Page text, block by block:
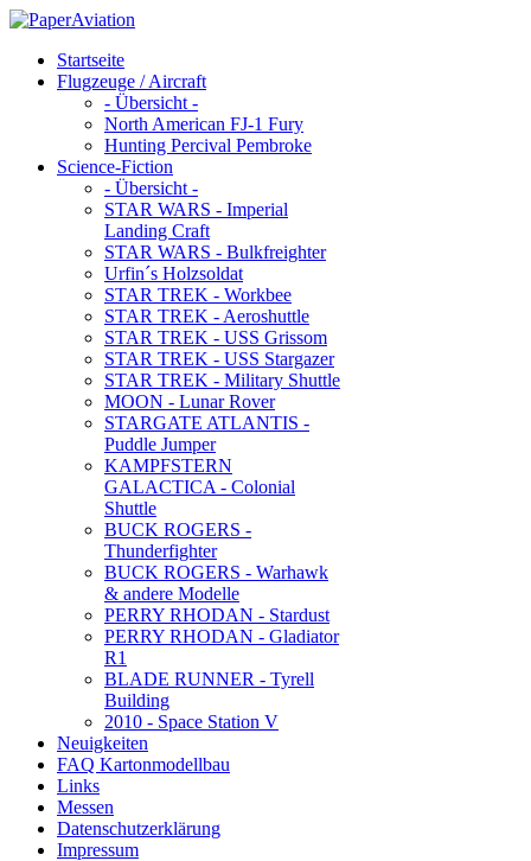
Startseite
Flugzeuge / Aircraft
- Übersicht -
North American FJ-1 Fury
Hunting Percival Pembroke
Science-Fiction
- Übersicht -
STAR WARS - Imperial
Landing Craft
STAR WARS - Bulkfreighter
Urfin´s Holzsoldat
STAR TREK - Workbee
STAR TREK - Aeroshuttle
STAR TREK - USS Grissom
STAR TREK - USS Stargazer
STAR TREK - Military Shuttle
MOON - Lunar Rover
STARGATE ATLANTIS -
Puddle Jumper
KAMPFSTERN
GALACTICA - Colonial
Shuttle
BUCK ROGERS -
Thunderfighter
BUCK ROGERS - Warhawk
& andere Modelle
PERRY RHODAN - Stardust
PERRY RHODAN - Gladiator
R1
BLADE RUNNER - Tyrell
Building
2010 - Space Station V
Neuigkeiten
FAQ Kartonmodellbau
Links
Messen
Datenschutzerklärung
Impressum